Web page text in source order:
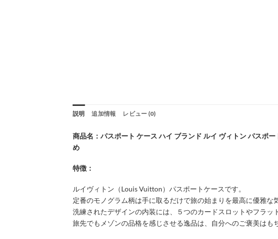
説明 追加情報 レビュー (0)
商品名：パスポート ケース ハイ ブランド ルイ ヴィトン パスポ
め
特徴：
ルイヴィトン（Louis Vuitton）パスポートケースです。
定番のモノグラム柄は手に取るだけで旅の始まりを最高に優雅な
洗練されたデザインの内装には、５つのカードスロットやフラッ
旅先でもメゾンの品格を感じさせる逸品は、自分へのご褒美は